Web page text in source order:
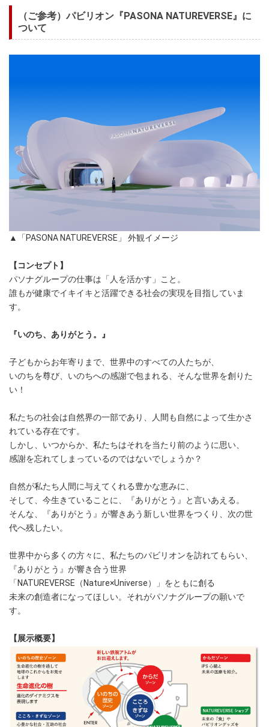
（ご参考）パビリオン『PASONA NATUREVERSE』に
ついて
▲「PASONA NATUREVERSE」 外観イメージ
【コンセプト】
パソナグループの仕事は「人を活かす」こと。
誰もが健康でイキイキと活躍できる社会の実現を目指していま
す。
『いのち、ありがとう。』
子どもからお年寄りまで、世界中のすべての人たちが、
いのちを尊び、いのちへの感謝で包まれる、そんな世界を創りた
い！
私たちの社会は自然界の一部であり、人間も自然によって生かさ
れている存在です。
しかし、いつからか、私たちはそれを当たり前のように思い、
感謝を忘れてしまっているのではないでしょうか？
自然が私たち人間に与えてくれる豊かな恵みに、
そして、今生きていることに、『ありがとう』と言いあえる。
そんな、『ありがとう』が響きあう新しい世界をつくり、次の世
代へ残したい。
世界中から多くの方々に、私たちのパビリオンを訪れてもらい、
『ありがとう』が響き合う世界
「NATUREVERSE（Nature×Universe）」をともに創る
未来の創造者になってほしい。それがパソナグループの願いで
す。
【展示概要】